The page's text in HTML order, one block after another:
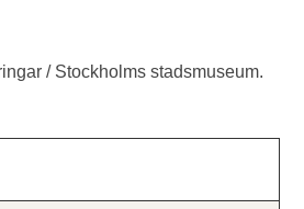
/ Stockholms stadsmuseum.